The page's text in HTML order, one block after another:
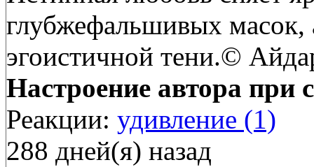
глубжефальшивых масок,
эгоистичной тени.©
Настроение автора при
Реакции: удивление (1)
288 дней(я) назад